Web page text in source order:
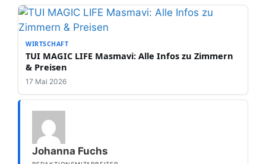
WIRTSCHAFT
TUI MAGIC LIFE Masmavi: Alle Infos zu Zimmern
& Preisen
17 Mai 2026
Johanna Fuchs